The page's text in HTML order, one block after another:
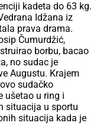
kadeta do 63 kg.
Idžana iz
prava drama.
Čumurdžić,
borbu, bacao
no sudac je
Augustu. Krajem
sudačko
ušetao u ring i
situacija u sportu
situacija kada je